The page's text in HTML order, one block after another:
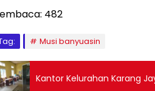
482
Musi banyuasin
Kantor Kelurahan Karang